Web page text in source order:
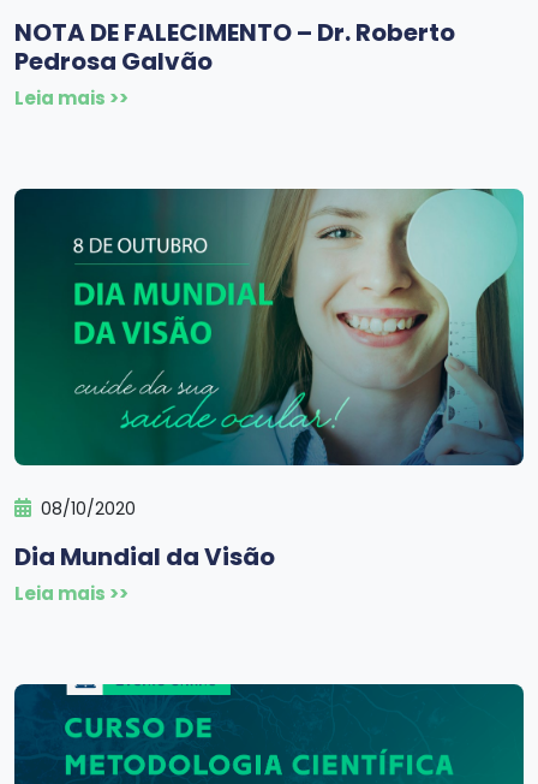
NOTA DE FALECIMENTO – Dr. Roberto
Pedrosa Galvão
Leia mais >>
08/10/2020
Dia Mundial da Visão
Leia mais >>